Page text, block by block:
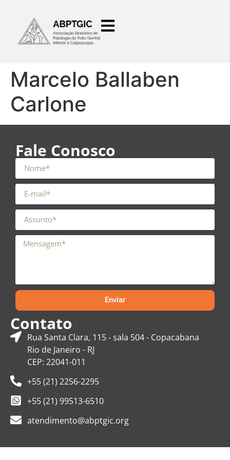
Marcelo Ballaben
Carlone
Fale Conosco
Enviar
Contato
Rua Santa Clara, 115 - sala 504 - Copacabana
Rio de Janeiro - RJ
CEP: 22041-011
+55 (21) 2256-2295
+55 (21) 99513-6510
atendimento@abptgic.org